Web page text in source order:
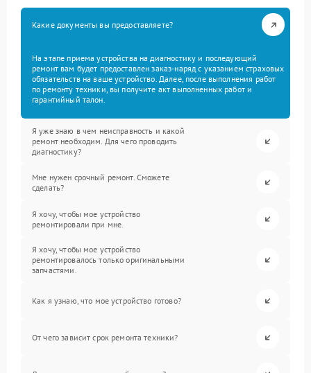
Какие документы вы предоставляете?
На этапе приема устройства на диагностику и последующий
ремонт вам будет предоставлен заказ-наряд с указанием страховых
обязательств на ваше устройство. Далее, после выполнения работ
по ремонту техники, вы получите акт выполненных работ и
гарантийный талон.
Я уже знаю в чем неисправность и какой
ремонт необходим. Для чего проводить
диагностику?
Мне нужен срочный ремонт. Сможете
сделать?
Я хочу, чтобы мое устройство
ремонтировали при мне.
Я хочу, чтобы мое устройство
ремонтировалось только оригинальными
запчастями.
Как я узнаю, что мое устройство готово?
От чего зависит срок ремонта техники?